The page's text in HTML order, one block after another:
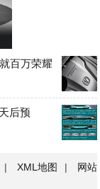
百万荣耀
后预
| XML地图 | 网站